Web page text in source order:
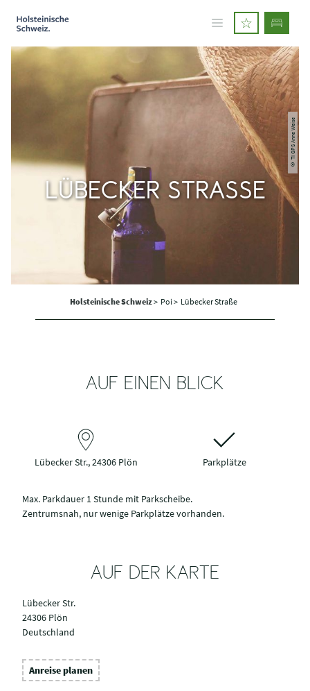
© TI GPS Anne Weise
LÜBECKER STRASSE
Holsteinische Schweiz> Poi > Lübecker Straße
AUF EINEN BLICK
Lübecker Str., 24306 Plön Parkplätze
Max. Parkdauer 1 Stunde mit Parkscheibe.
Zentrumsnah, nur wenige Parkplätze vorhanden.
AUF DER KARTE
Lübecker Str.
24306 Plön
Deutschland
Anreise planen